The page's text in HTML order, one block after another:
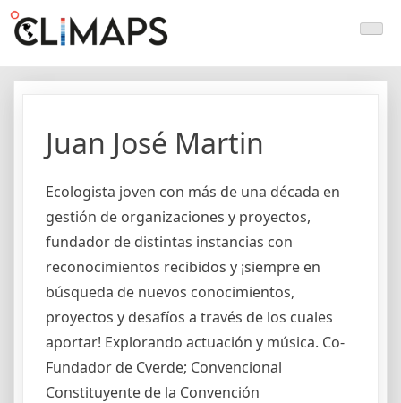
Skip
Climaps.org
Mapas de acción climática en Latinoamérica y el caribe
Juan José Martin
Ecologista joven con más de una década en
gestión de organizaciones y proyectos,
fundador de distintas instancias con
reconocimientos recibidos y ¡siempre en
búsqueda de nuevos conocimientos,
proyectos y desafíos a través de los cuales
aportar! Explorando actuación y música. Co-
Fundador de Cverde; Convencional
Constituyente de la Convención